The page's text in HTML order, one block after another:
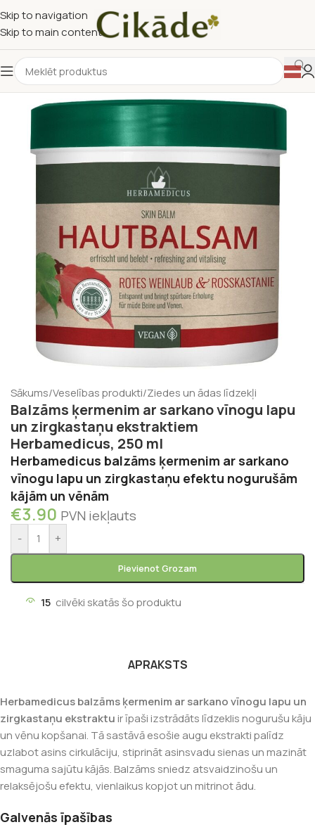
Skip to navigation
Skip to main content
Sākums/Veselības produkti/Ziedes un ādas līdzekļi
Balzāms ķermenim ar sarkano vīnogu lapu
un zirgkastaņu ekstraktiem
Herbamedicus, 250 ml
Herbamedicus balzāms ķermenim ar sarkano
vīnogu lapu un zirgkastaņu efektu nogurušām
kājām un vēnām
€3.90 PVN iekļauts
- +
Pievienot Grozam
15 cilvēki skatās šo produktu
APRAKSTS
Herbamedicusbalzāms ķermenim ar sarkano vīnogu lapu un
zirgkastaņu ekstraktuir īpaši izstrādāts līdzeklis nogurušu kāju
un vēnu kopšanai. Tā sastāvā esošie augu ekstrakti palīdz
uzlabot asins cirkulāciju, stiprināt asinsvadu sienas un mazināt
smaguma sajūtu kājās. Balzāms sniedz atsvaidzinošu un
relaksējošu efektu, vienlaikus kopjot un mitrinot ādu.
Galvenās īpašības